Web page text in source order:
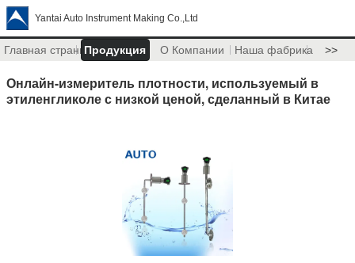
Yantai Auto Instrument Making Co.,Ltd
Главная страницаПродукция О Компании Наша фабрика >>
Онлайн-измеритель плотности, используемый в
этиленгликоле с низкой ценой, сделанный в Китае